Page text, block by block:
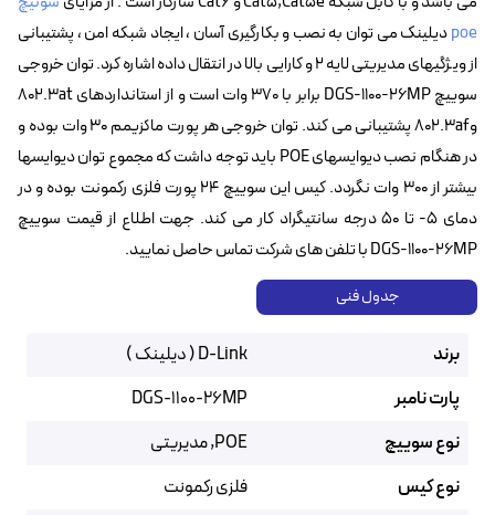
poeدیلینک می توان به نصب و بکارگیری آسان ، ایجاد شبکه امن ، پشتیبانی
از ویژگیهای مدیریتی لایه ۲ و کارایی بالا در انتقال داده اشاره کرد. توان خروجی
سوییچ DGS-1100-26MP‌ برابر با ۳۷۰ وات است و از استانداردهای 802.3at
و802.3af‌ پشتیبانی می کند. توان خروجی هر پورت ماکزیمم ۳۰ وات بوده و
در هنگام نصب دیوایسهای POE باید توجه داشت که مجموع توان دیوایسها
بیشتر از ۳00 وات نگردد. کیس این سوییچ ۲۴ پورت فلزی رکمونت بوده و در
دمای ۵- تا ۵۰ درجه سانتیگراد کار می کند. جهت اطلاع از قیمت سوییچ
DGS-1100-26MP با تلفن های شرکت تماس حاصل نمایید.
جدول فنی
برند
D-Link ( دیلینک )
پارت نامبر
DGS-1100-26MP
نوع سوییچ
POE, مدیریتی
نوع کیس
فلزی رکمونت